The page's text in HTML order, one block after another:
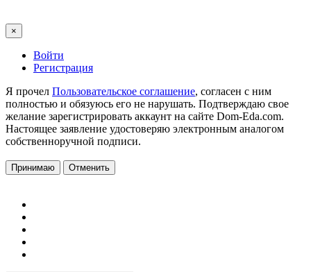
×
Войти
Регистрация
Я прочел Пользовательское соглашение, согласен с ним
полностью и обязуюсь его не нарушать. Подтверждаю свое
желание зарегистрировать аккаунт на сайте Dom-Eda.com.
Настоящее заявление удостоверяю электронным аналогом
собственноручной подписи.
Принимаю Отменить